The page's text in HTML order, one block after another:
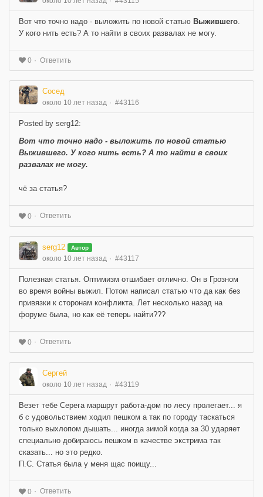
Вот что точно надо - выложить по новой статью Выжившего
У кого нить есть? А то найти в своих развалах не могу.
0 Ответить
Сосед
около 10 лет назад #43116
Posted by serg12:
Вот что точно надо - выложить по новой статью
Выжившего. У кого нить есть? А то найти в своих
развалах не могу.
чё за статья?
0 Ответить
serg12 Автор
около 10 лет назад #43117
Полезная статья. Оптимизм отшибает отлично. Он в Грозном
во время войны выжил. Потом написал статью что да как без
привязки к сторонам конфликта. Лет несколько назад на
форуме была, но как её теперь найти???
0 Ответить
Сергей
около 10 лет назад #43119
Везет тебе Серега маршрут работа-дом по лесу пролегает... я
б с удовольствием ходил пешком а так по городу таскаться
только выхлопом дышать... иногда зимой когда за 30 ударяет
специально добираюсь пешком в качестве экстрима так
сказать... но это редко.
П.С. Статья была у меня щас поищу...
0 Ответить